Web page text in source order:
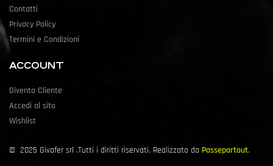
Contatti
Privacy Policy
Termini e Condizioni
ACCOUNT
Diventa Cliente
Accedi al sito
Wishlist
© 2025 Givafer srl .Tutti i diritti riservati. Realizzato da Passepartout.